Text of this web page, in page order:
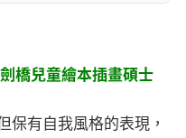
橋兒童繪本插畫碩士
保有自我風格的表現，